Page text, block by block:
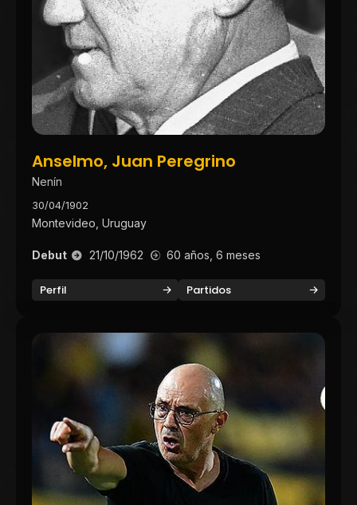
Anselmo, Juan Peregrino
Nenín
30/04/1902
Montevideo, Uruguay
Debut 21/10/1962 60 años, 6 meses
Perfil Partidos